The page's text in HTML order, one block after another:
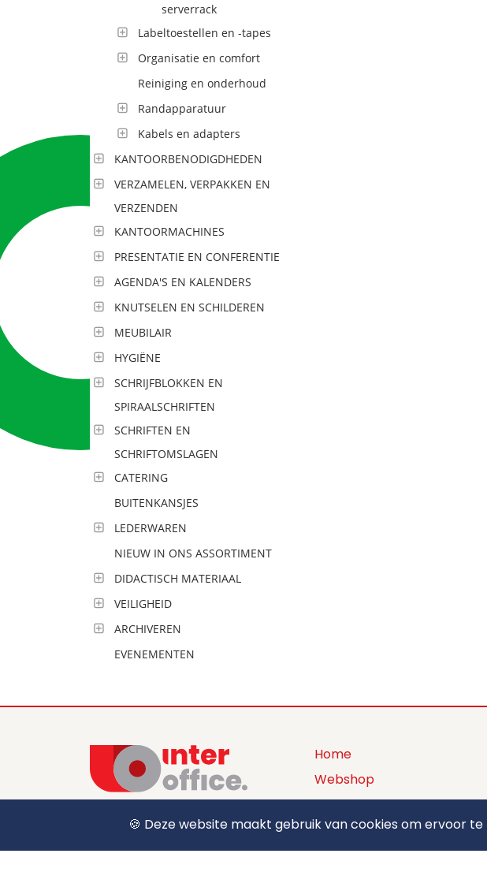
serverrack
Labeltoestellen en -tapes
Organisatie en comfort
Reiniging en onderhoud
Randapparatuur
Kabels en adapters
KANTOORBENODIGDHEDEN
VERZAMELEN, VERPAKKEN EN
VERZENDEN
KANTOORMACHINES
PRESENTATIE EN CONFERENTIE
AGENDA'S EN KALENDERS
KNUTSELEN EN SCHILDEREN
MEUBILAIR
HYGIËNE
SCHRIJFBLOKKEN EN
SPIRAALSCHRIFTEN
SCHRIFTEN EN
SCHRIFTOMSLAGEN
CATERING
BUITENKANSJES
LEDERWAREN
NIEUW IN ONS ASSORTIMENT
DIDACTISCH MATERIAAL
VEILIGHEID
ARCHIVEREN
EVENEMENTEN
+32 (0) 12 39 15 55
sales@interoffice.be
Home
Webshop
Productaanbod
Over ons
Contact
🍪 Deze website maakt gebruik van cookies om ervoor